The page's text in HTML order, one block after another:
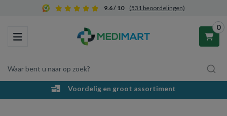
9.6 / 10 (531 beoordelingen)
Toggle navigation
Waar bent u naar op zoek?
0
Winkelwagen
Voordelig en groot assortiment